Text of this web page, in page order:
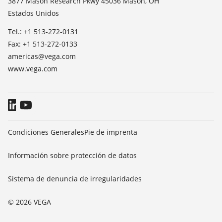
TeamViewer
Prensa
Blog
Estados Unidos
Tel.: +1 513-272-0131
Fax: +1 513-272-0133
americas@vega.com
www.vega.com
© 2026 VEGA
Condiciones GeneralesPie de imprenta
Información sobre protección de datos
Sistema de denuncia de irregularidades